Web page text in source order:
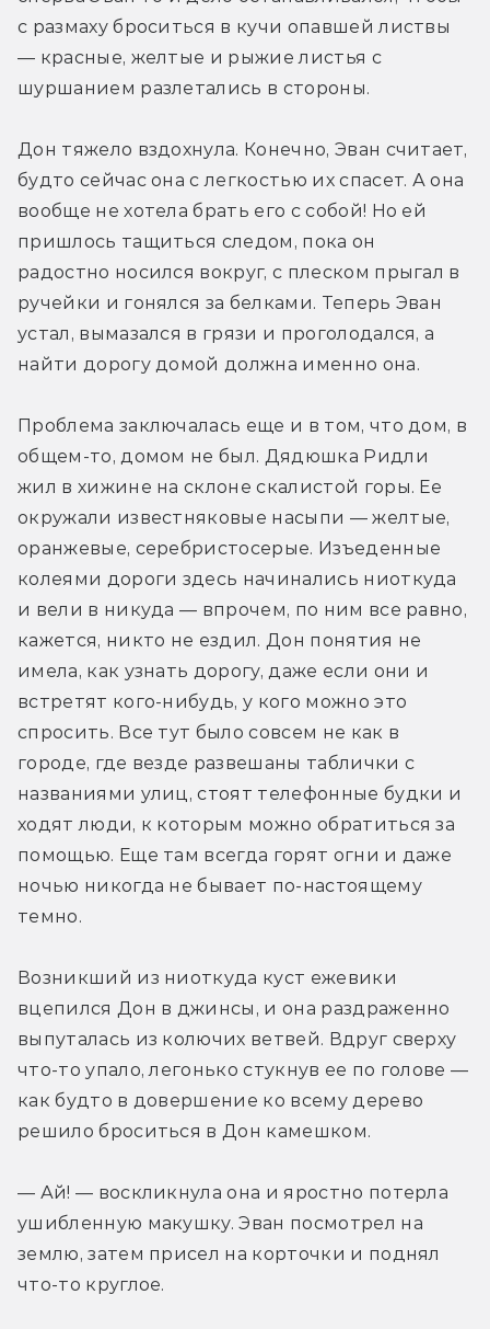
с размаху броситься в кучи опавшей листвы
— красные, желтые и рыжие листья с
шуршанием разлетались в стороны.
Дон тяжело вздохнула. Конечно, Эван считает,
будто сейчас она с легкостью их спасет. А она
вообще не хотела брать его с собой! Но ей
пришлось тащиться следом, пока он
радостно носился вокруг, с плеском прыгал в
ручейки и гонялся за белками. Теперь Эван
устал, вымазался в грязи и проголодался, а
найти дорогу домой должна именно она.
Проблема заключалась еще и в том, что дом, в
общем-то, домом не был. Дядюшка Ридли
жил в хижине на склоне скалистой горы. Ее
окружали известняковые насыпи — желтые,
оранжевые, серебристосерые. Изъеденные
колеями дороги здесь начинались ниоткуда
и вели в никуда — впрочем, по ним все равно,
кажется, никто не ездил. Дон понятия не
имела, как узнать дорогу, даже если они и
встретят кого-нибудь, у кого можно это
спросить. Все тут было совсем не как в
городе, где везде развешаны таблички с
названиями улиц, стоят телефонные будки и
ходят люди, к которым можно обратиться за
помощью. Еще там всегда горят огни и даже
ночью никогда не бывает по-настоящему
темно.
Возникший из ниоткуда куст ежевики
вцепился Дон в джинсы, и она раздраженно
выпуталась из колючих ветвей. Вдруг сверху
что-то упало, легонько стукнув ее по голове —
как будто в довершение ко всему дерево
решило броситься в Дон камешком.
— Ай! — воскликнула она и яростно потерла
ушибленную макушку. Эван посмотрел на
землю, затем присел на корточки и поднял
что-то круглое.